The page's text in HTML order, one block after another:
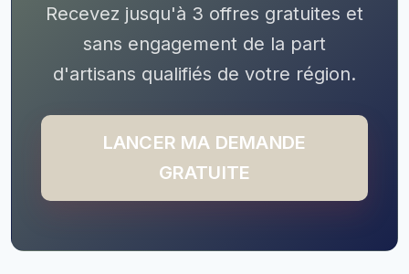
Recevez jusqu'à 3 offres gratuites et
sans engagement de la part
d'artisans qualifiés de votre région.
LANCER MA DEMANDE
GRATUITE